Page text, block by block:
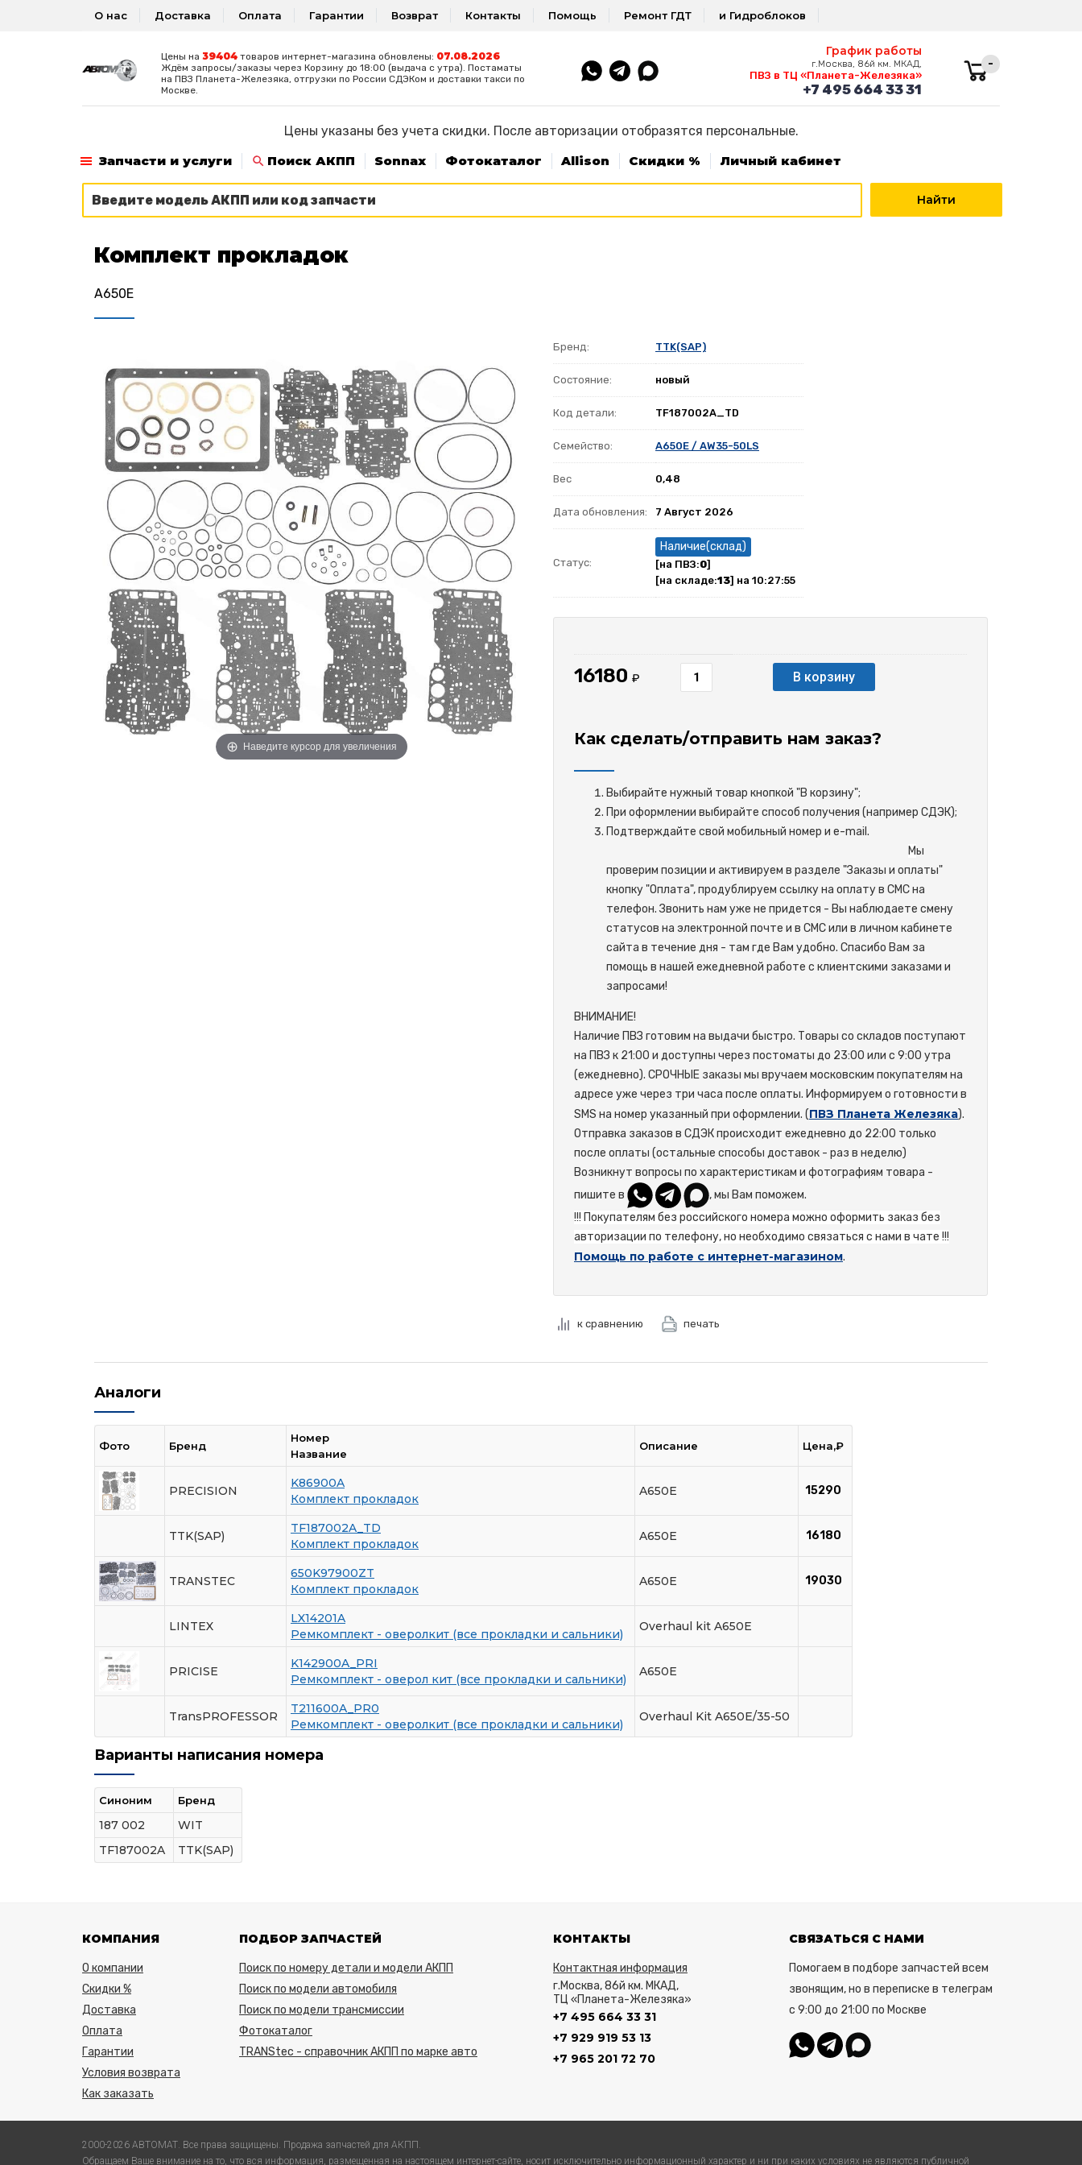
О нас Доставка Оплата Гарантии Возврат Контакты Помощь Ремонт ГДТ и Гидроблоков
Цены на 39404товаров интернет-магазина обновлены: 07.08.2026
Ждём запросы/заказы через Корзину до 18:00 (выдача с утра). Постаматы
на ПВЗ Планета-Железяка, отгрузки по России СДЭКом и доставки такси по
Москве.
График работы
г.Москва, 86й км. МКАД,
ПВЗ в ТЦ «Планета-Железяка»
+7 495 664 33 31
-
Цены указаны без учета скидки. После авторизации отобразятся персональные.
Запчасти и услуги
Поиск АКПП Sonnax Фотокаталог Allison Скидки % Личный кабинет
Комплект прокладок
A650E
Наведите курсор для увеличения
Бренд: TTK(SAP)
Состояние: новый
Код детали: TF187002A_TD
Семейство: A650E / AW35-50LS
Вес 0,48
Дата обновления: 7 Август 2026
Статус:
Наличие(склад)
[на ПВЗ:0]
[на складе:13] на 10:27:55
16180 ₽ В корзину
Как сделать/отправить нам заказ?
Выбирайте нужный товар кнопкой "В корзину";
При оформлении выбирайте способ получения (например СДЭК);
Подтверждайте свой мобильный номер и e-mail.
Мы
проверим позиции и активируем в разделе "Заказы и оплаты"
кнопку "Оплата", продублируем ссылку на оплату в СМС на
телефон. Звонить нам уже не придется - Вы наблюдаете смену
статусов на электронной почте и в СМС или в личном кабинете
сайта в течение дня - там где Вам удобно. Спасибо Вам за
помощь в нашей ежедневной работе с клиентскими заказами и
запросами!
ВНИМАНИЕ!
Наличие ПВЗ готовим на выдачи быстро. Товары со складов поступают
на ПВЗ к 21:00 и доступны через постоматы до 23:00 или с 9:00 утра
(ежедневно). СРОЧНЫЕ заказы мы вручаем московским покупателям на
адресе уже через три часа после оплаты. Информируем о готовности в
SMS на номер указанный при оформлении. (ПВЗ Планета Железяка).
Отправка заказов в СДЭК происходит ежедневно до 22:00 только
после оплаты (остальные способы доставок - раз в неделю)
Возникнут вопросы по характеристикам и фотографиям товара -
пишите в
, мы Вам поможем.
!!! Покупателям без российского номера можно оформить заказ без
авторизации по телефону, но необходимо связаться с нами в чате !!!
Помощь по работе с интернет-магазином.
к сравнению печать
Аналоги
Фото Бренд
Номер
Название
Описание Цена,₽
PRECISION
K86900A
Комплект прокладок
A650E 15290
TTK(SAP)
TF187002A_TD
Комплект прокладок
A650E 16180
TRANSTEC
650K97900ZT
Комплект прокладок
A650E 19030
LINTEX
LX14201A
Ремкомплект - оверолкит (все прокладки и сальники)
Overhaul kit A650E
PRICISE
K142900A_PRI
Ремкомплект - оверол кит (все прокладки и сальники)
A650E
TransPROFESSOR
T211600A_PR0
Ремкомплект - оверолкит (все прокладки и сальники)
Overhaul Kit A650E/35-50
Варианты написания номера
Синоним Бренд
187 002
WIT
TF187002A
TTK(SAP)
КОМПАНИЯ
О компании
Скидки %
Доставка
Оплата
Гарантии
Условия возврата
Как заказать
ПОДБОР ЗАПЧАСТЕЙ
Поиск по номеру детали и модели АКПП
Поиск по модели автомобиля
Поиск по модели трансмиссии
Фотокаталог
TRANStec - справочник АКПП по марке авто
КОНТАКТЫ
Контактная информация
г.Москва, 86й км. МКАД,
ТЦ «Планета-Железяка»
+7 495 664 33 31
+7 929 919 53 13
+7 965 201 72 70
СВЯЗАТЬСЯ С НАМИ
Помогаем в подборе запчастей всем
звонящим, но в переписке в телеграм
с 9:00 до 21:00 по Москве
2000-2026 АВТОМАТ. Все права защищены. Продажа запчастей для АКПП.
Обращаем Ваше внимание на то, что вся информация, размещенная на настоящем интернет-сайте, носит исключительно информационный характер и ни при каких условиях не являются публичной